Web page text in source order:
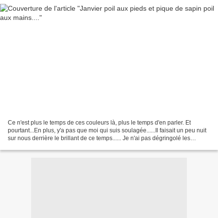
Ce n'est plus le temps de ces couleurs là, plus le temps d'en parler. Et
pourtant...En plus, y'a pas que moi qui suis soulagée......Il faisait un peu nuit
sur nous derrière le brillant de ce temps...... Je n'ai pas dégringolé les